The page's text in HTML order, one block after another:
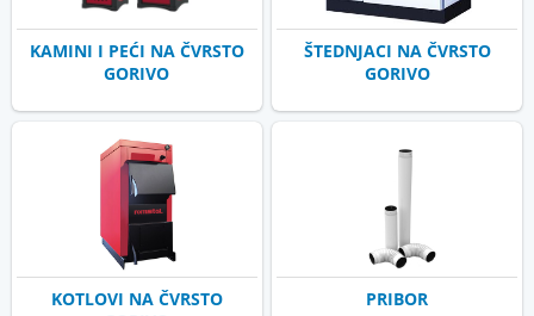
KAMINI I PEĆI NA ČVRSTO
GORIVO
ŠTEDNJACI NA ČVRSTO
GORIVO
KOTLOVI NA ČVRSTO
PRIBOR